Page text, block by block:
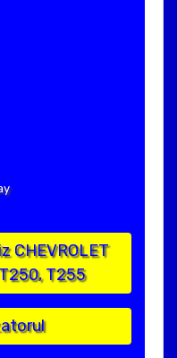
CHEVROLET
T255